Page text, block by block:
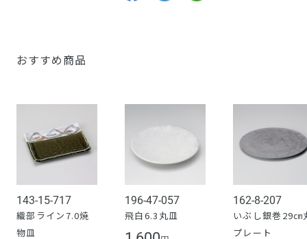
おすすめ商品
143-15-717
織部ライン7.0焼
物皿
196-47-057
飛白6.3丸皿
162-8-207
いぶし銀巻29㎝
プレート